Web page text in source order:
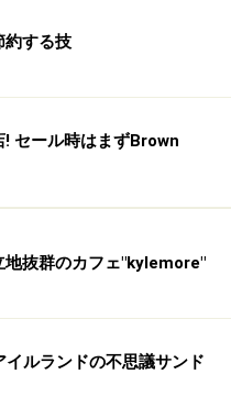
トップタブにあるYour
by Place Nameという
行き先を入力して検索
わかり、その番号から
すことができます。
る路線のバスナンバーが
のため確認するといい
道側に片手を出すと、そ
約する技
! セール時はまずBrown
地抜群のカフェ"kylemore"
イルランドの不思議サンド